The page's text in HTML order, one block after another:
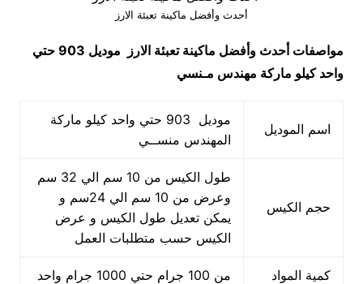
أحدث وأفضل ماكينة تعبئة الارز
مواصفاتأحدث وأفضل ماكينة تعبئة الارز
موديل 903 حتي
واحد كيلو ماركة مهندس مـنسي
اسم الموديل
موديل 903 حتي واحد كيلو ماركة
المهندس منســي
حجم الكيس
طول الكيس من 10 سم الي 32 سم
وعرض من 10 سم الي 24سم و
يمكن تعديل طول الكيس و عرض
الكيس حسب متطلبات العمل
كمية المواد
من 100 جرام حتي 1000 جرام واحد